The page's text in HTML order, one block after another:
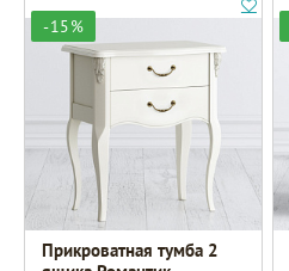
-15%
Прикроватная тумба 2